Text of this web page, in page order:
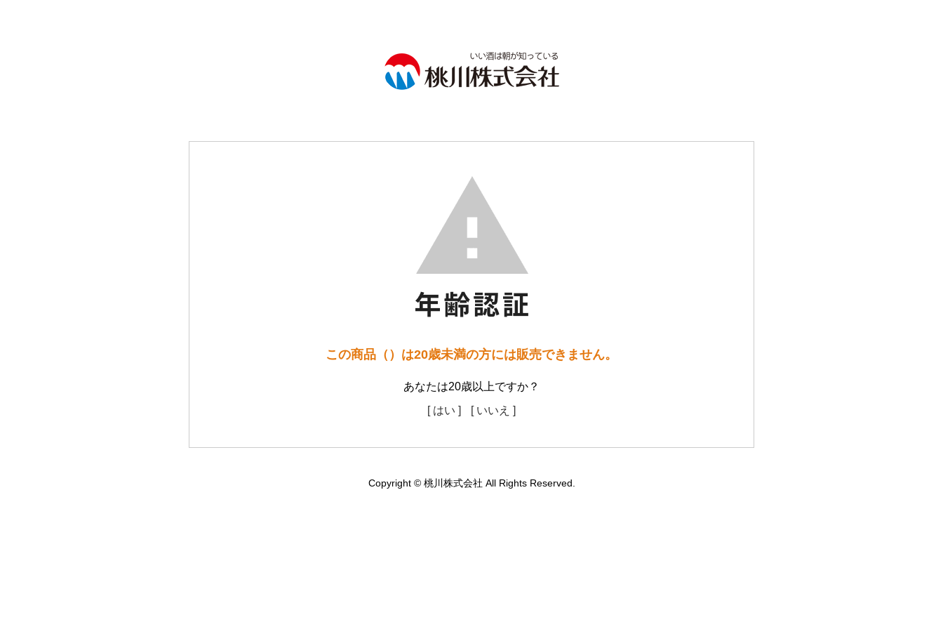
この商品（）は20歳未満の方には販売できません。
あなたは20歳以上ですか？
[ はい ]
[ いいえ ]
Copyright © 桃川株式会社 All Rights Reserved.